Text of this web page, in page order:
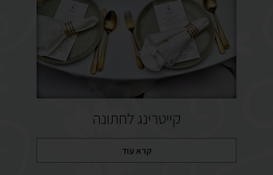
קייטרינג לחתונה
קרא עוד